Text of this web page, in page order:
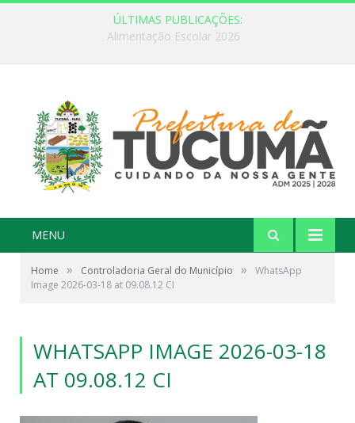
ÚLTIMAS PUBLICAÇÕES:
MENU
Home » Controladoria Geral do Município »
WhatsApp
Image 2026-03-18 at 09.08.12 CI
WHATSAPP IMAGE 2026-03-18
AT 09.08.12 CI